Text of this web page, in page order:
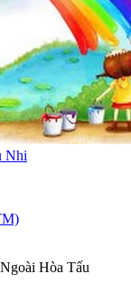
Nhi
Hòa Tấu